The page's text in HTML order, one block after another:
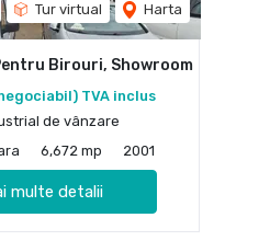
Tur virtual Harta
Birouri, Showroom
TVA inclus
de vânzare
6,672 mp 2001
multe detalii